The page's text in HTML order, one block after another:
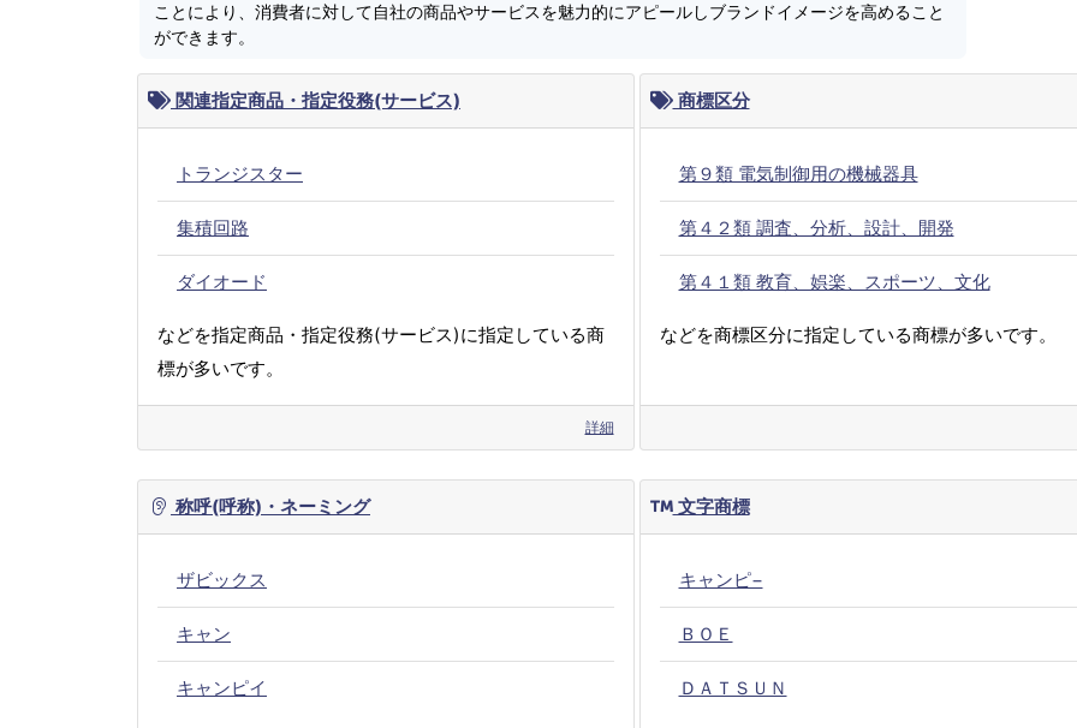
ことにより、消費者に対して自社の商品やサービスを魅力的にアピールしブランドイメージを高めること
ができます。
関連指定商品・指定役務(サービス)
トランジスター
集積回路
ダイオード
などを指定商品・指定役務(サービス)に指定している商
標が多いです。
詳細
商標区分
第９類 電気制御用の機械器具
第４２類 調査、分析、設計、開発
第４１類 教育、娯楽、スポーツ、文化
などを商標区分に指定している商標が多いです。
称呼(呼称)・ネーミング
ザビックス
キャン
キャンピイ
文字商標
キャンピ−
ＢＯＥ
ＤＡＴＳＵＮ